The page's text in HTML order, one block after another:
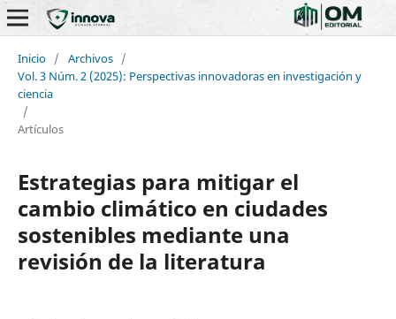
Inicio / Archivos /
Vol. 3 Núm. 2 (2025): Perspectivas innovadoras en investigación y
ciencia
/
Artículos
Estrategias para mitigar el
cambio climático en ciudades
sostenibles mediante una
revisión de la literatura